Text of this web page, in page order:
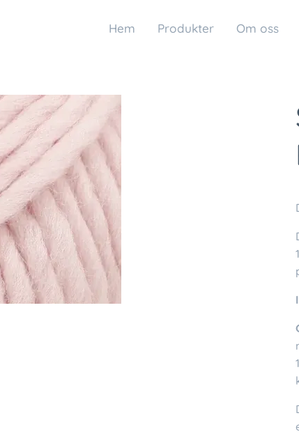
Hem Produkter Om oss